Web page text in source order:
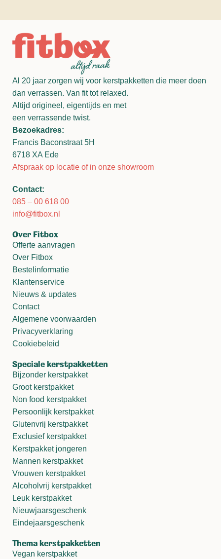
Al 20 jaar zorgen wij voor kerstpakketten die meer doen
dan verrassen. Van fit tot relaxed.
Altijd origineel, eigentijds en met
een verrassende twist.
Bezoekadres:
Francis Baconstraat 5H
6718 XA Ede
Afspraak op locatie of in onze showroom
Contact:
085 – 00 618 00
info@fitbox.nl
Over Fitbox
Offerte aanvragen
Over Fitbox
Bestelinformatie
Klantenservice
Nieuws & updates
Contact
Algemene voorwaarden
Privacyverklaring
Cookiebeleid
Speciale kerstpakketten
Bijzonder kerstpakket
Groot kerstpakket
Non food kerstpakket
Persoonlijk kerstpakket
Glutenvrij kerstpakket
Exclusief kerstpakket
Kerstpakket jongeren
Mannen kerstpakket
Vrouwen kerstpakket
Alcoholvrij kerstpakket
Leuk kerstpakket
Nieuwjaarsgeschenk
Eindejaarsgeschenk
Thema kerstpakketten
Vegan kerstpakket